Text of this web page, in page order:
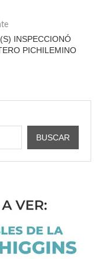
INSPECCIONÓ
PICHILEMINO
BUSCAR